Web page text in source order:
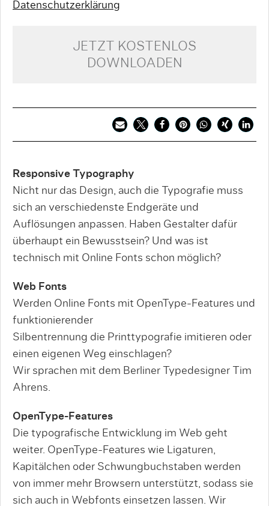
Datenschutzerklärung
JETZT KOSTENLOS
DOWNLOADEN
Responsive Typography
Nicht nur das Design, auch die Typografie muss
sich an verschiedenste Endgeräte und
Auflösungen anpassen. Haben Gestalter dafür
überhaupt ein Bewusstsein? Und was ist
technisch mit Online Fonts schon möglich?
Web Fonts
Werden Online Fonts mit OpenType-Features und
funktionierender
Silbentrennung die Printtypografie imitieren oder
einen eigenen Weg einschlagen?
Wir sprachen mit dem Berliner Typedesigner Tim
Ahrens.
OpenType-Features
Die typografische Entwicklung im Web geht
weiter. OpenType-Features wie Ligaturen,
Kapitälchen oder Schwungbuchstaben werden
von immer mehr Browsern unterstützt, sodass sie
sich auch in Webfonts einsetzen lassen. Wir